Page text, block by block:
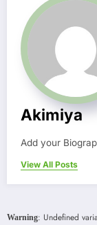
Akimiya
Add your
View All Posts
Warning: Undefined